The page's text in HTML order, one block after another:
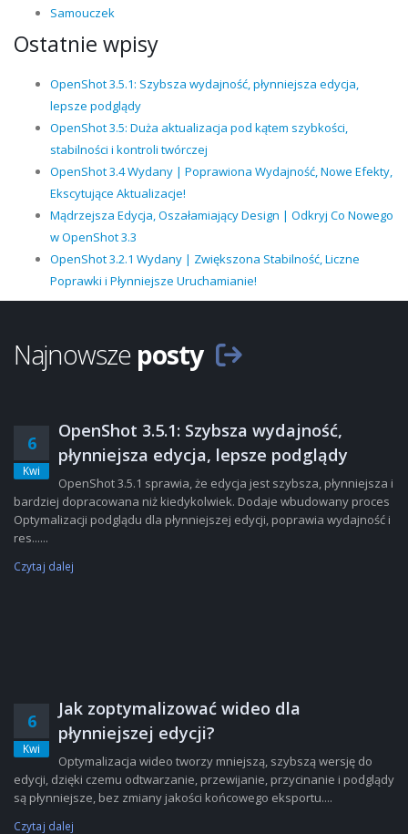
Samouczek
Ostatnie wpisy
OpenShot 3.5.1: Szybsza wydajność, płynniejsza edycja,
lepsze podglądy
OpenShot 3.5: Duża aktualizacja pod kątem szybkości,
stabilności i kontroli twórczej
OpenShot 3.4 Wydany | Poprawiona Wydajność, Nowe Efekty,
Ekscytujące Aktualizacje!
Mądrzejsza Edycja, Oszałamiający Design | Odkryj Co Nowego
w OpenShot 3.3
OpenShot 3.2.1 Wydany | Zwiększona Stabilność, Liczne
Poprawki i Płynniejsze Uruchamianie!
Najnowsze posty
6
Kwi
OpenShot 3.5.1: Szybsza wydajność,
płynniejsza edycja, lepsze podglądy
OpenShot 3.5.1 sprawia, że edycja jest szybsza, płynniejsza i
bardziej dopracowana niż kiedykolwiek. Dodaje wbudowany proces
Optymalizacji podglądu dla płynniejszej edycji, poprawia wydajność i
res......
Czytaj dalej
6
Kwi
Jak zoptymalizować wideo dla
płynniejszej edycji?
Optymalizacja wideo tworzy mniejszą, szybszą wersję do
edycji, dzięki czemu odtwarzanie, przewijanie, przycinanie i podglądy
są płynniejsze, bez zmiany jakości końcowego eksportu....
Czytaj dalej